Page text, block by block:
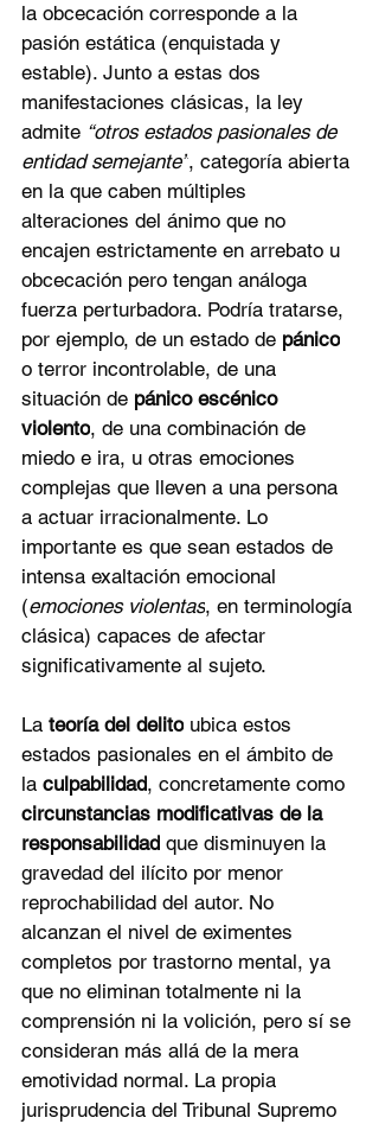
la obcecación corresponde a la
pasión estática (enquistada y
estable). Junto a estas dos
manifestaciones clásicas, la ley
admite “otros estados pasionales de
entidad semejante”, categoría abierta
en la que caben múltiples
alteraciones del ánimo que no
encajen estrictamente en arrebato u
obcecación pero tengan análoga
fuerza perturbadora. Podría tratarse,
por ejemplo, de un estado de pánico
o terror incontrolable, de una
situación de pánico escénico
violento, de una combinación de
miedo e ira, u otras emociones
complejas que lleven a una persona
a actuar irracionalmente. Lo
importante es que sean estados de
intensa exaltación emocional
(emociones violentas, en terminología
clásica) capaces de afectar
significativamente al sujeto.
La teoría del delito ubica estos
estados pasionales en el ámbito de
la culpabilidad, concretamente como
circunstancias modificativas de la
responsabilidad que disminuyen la
gravedad del ilícito por menor
reprochabilidad del autor. No
alcanzan el nivel de eximentes
completos por trastorno mental, ya
que no eliminan totalmente ni la
comprensión ni la volición, pero sí se
consideran más allá de la mera
emotividad normal. La propia
jurisprudencia del Tribunal Supremo